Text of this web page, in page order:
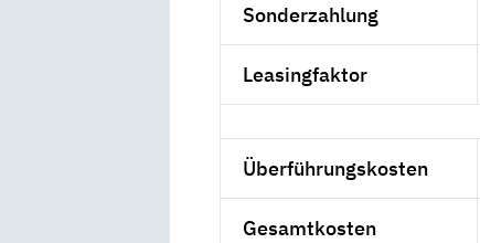
Sonderzahlung
Leasingfaktor
Überführungskosten
Gesamtkosten